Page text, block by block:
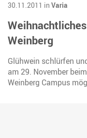
30.11.2011 in Varia
Weinberg
Glühwein schlürfen
am 29. November
Weinberg Campus